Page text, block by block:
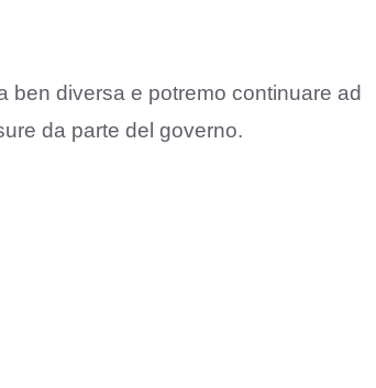
ben diversa e potremo continuare ad
da parte del governo.